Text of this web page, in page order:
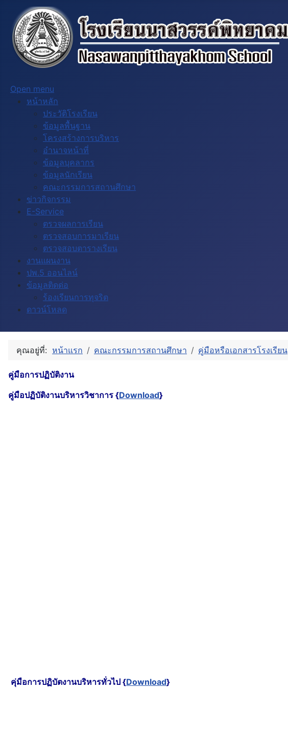
Open menu
หน้าหลัก
ประวัติโรงเรียน
ข้อมูลพื้นฐาน
โครงสร้างการบริหาร
อำนาจหน้าที่
ข้อมูลบุคลากร
ข้อมูลนักเรียน
คณะกรรมการสถานศึกษา
ข่าวกิจกรรม
E-Service
ตรวจผลการเรียน
ตรวจสอบการมาเรียน
ตรวจสอบตารางเรียน
งานแผนงาน
ปพ.5 ออนไลน์
ข้อมูลติดด่อ
ร้องเรียนการทุจริต
ดาวน์โหลด
คุณอยู่ที่: หน้าแรก คณะกรรมการสถานศึกษา คู่มือหรือเอกสารโรงเรียน
คู่มือการปฏิบัติงาน
คู่มือปฏิบัติงานบริหารวิชาการ {Download}
คุ่มือการปฏิบัตงานบริหารทั่วไป {Download}